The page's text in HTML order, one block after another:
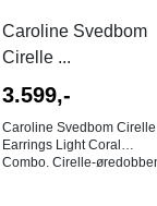
Caroline Svedbom
Cirelle ...
3.599,-
Caroline Svedbom Cirelle
Earrings Light Coral
Combo. Cirelle-